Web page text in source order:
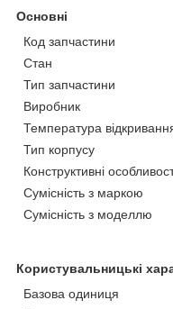
Основні
Код запчастини
Стан
Тип запчастини
Виробник
Температура
Тип корпусу
Конструктивні
Сумісність з маркою
Сумісність з моделлю
Користувальницькі
Базова одиниця